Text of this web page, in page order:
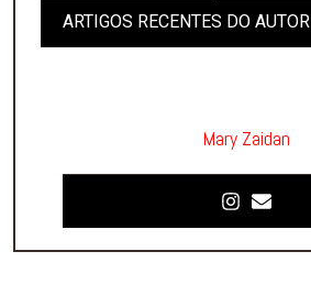
ARTIGOS RECENTES DO AUTOR
Mary Zaidan